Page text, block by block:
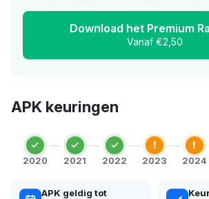
Download het Premium
Vanaf €2,50
APK keuringen
2020 2021 2022
!
2023
!
2024
APK geldig tot